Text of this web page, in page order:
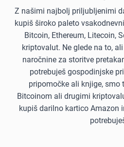
Z našimi najbolj priljubljenimi
kupiš široko paleto
Bitcoin, Ethereum, Litecoin,
kriptovalut. Ne glede na to,
naročnine za storitve
potrebuješ gospodinjske
pripomočke ali knjige, smo
Bitcoinom ali drugimi
kupiš darilno kartico Amazon